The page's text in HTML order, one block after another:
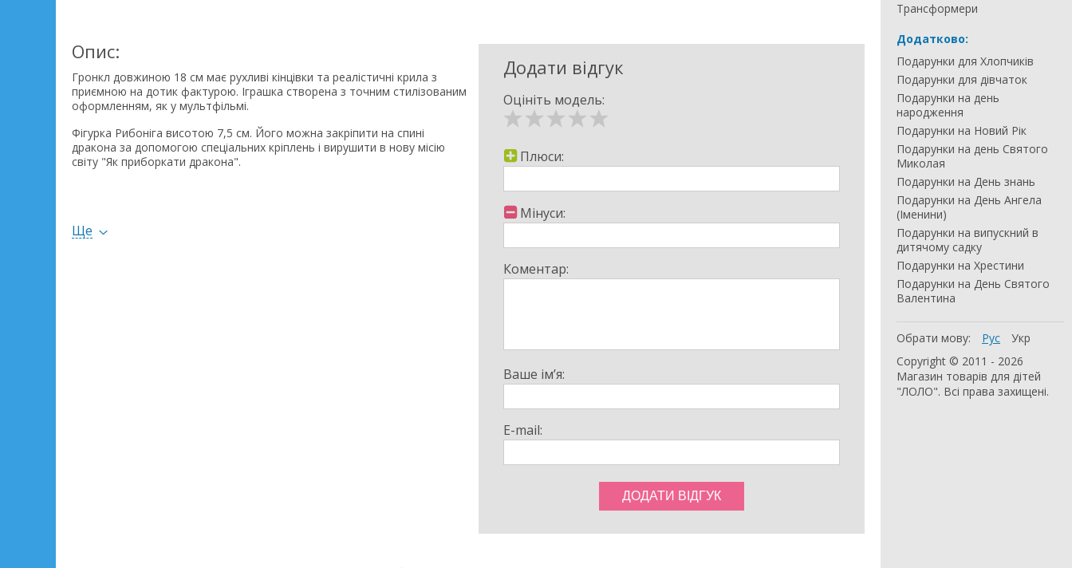
Опис:
Гронкл довжиною 18 см має рухливі кінцівки та реалістичні крила з
приємною на дотик фактурою. Іграшка створена з точним стилізованим
оформленням, як у мультфільмі.
Фігурка Рибоніга висотою 7,5 см. Його можна закріпити на спині
дракона за допомогою спеціальних кріплень і вирушити в нову місію
світу "Як приборкати дракона".
Ще
Додати відгук
Оцініть модель:
Плюси:
Мінуси:
Коментар:
Ваше ім’я:
E-mail:
Трансформери
Додатково:
Подарунки для Хлопчиків
Подарунки для дівчаток
Подарунки на день
народження
Подарунки на Новий Рік
Подарунки на день Святого
Миколая
Подарунки на День знань
Подарунки на День Ангела
(Іменини)
Подарунки на випускний в
дитячому садку
Подарунки на Хрестини
Подарунки на День Святого
Валентина
Обрати мову: Рус
Укр
Copyright © 2011 - 2026
Магазин товарів для дітей
"ЛОЛО". Всі права захищені.